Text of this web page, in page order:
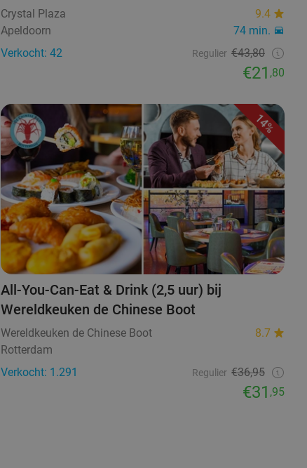
Crystal Plaza
9.4
Apeldoorn
74 min.
Verkocht: 42
Regulier €43,80
€21 ,80
14%
All-You-Can-Eat & Drink (2,5 uur) bij
Wereldkeuken de Chinese Boot
Wereldkeuken de Chinese Boot
8.7
Rotterdam
Verkocht: 1.291
Regulier €36,95
€31 ,95